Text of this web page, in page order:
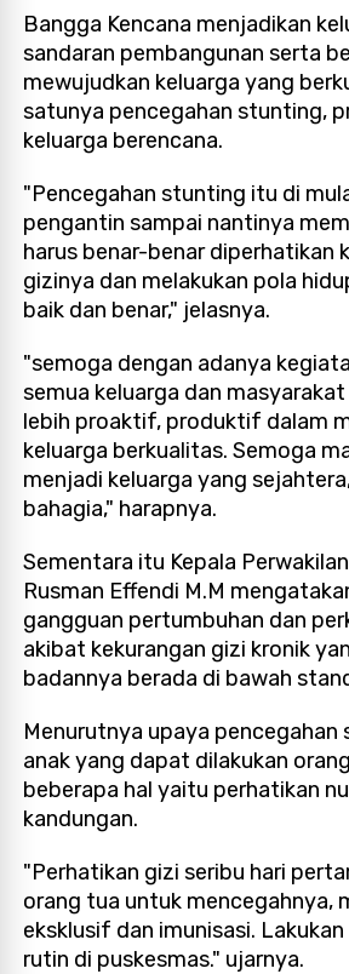
Bangga Kencana menjadikan
sandaran pembangunan serta
mewujudkan keluarga yang
satunya pencegahan stunting,
keluarga berencana.
"Pencegahan stunting itu di
pengantin sampai nantinya
harus benar-benar diperhatikan
gizinya dan melakukan pola
baik dan benar," jelasnya.
"semoga dengan adanya
semua keluarga dan
lebih proaktif, produktif dalam
keluarga berkualitas. Semoga
menjadi keluarga yang
bahagia," harapnya.
Sementara itu Kepala
Rusman Effendi M.M
gangguan pertumbuhan dan
akibat kekurangan gizi kronik
badannya berada di bawah
Menurutnya upaya pencegahan
anak yang dapat dilakukan
beberapa hal yaitu perhatikan
kandungan.
"Perhatikan gizi seribu hari
orang tua untuk mencegahnya,
eksklusif dan imunisasi.
rutin di puskesmas." ujarnya.